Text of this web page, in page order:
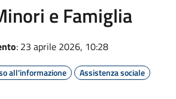
e Famiglia
: 23 aprile 2026, 10:28
all'informazione Assistenza sociale